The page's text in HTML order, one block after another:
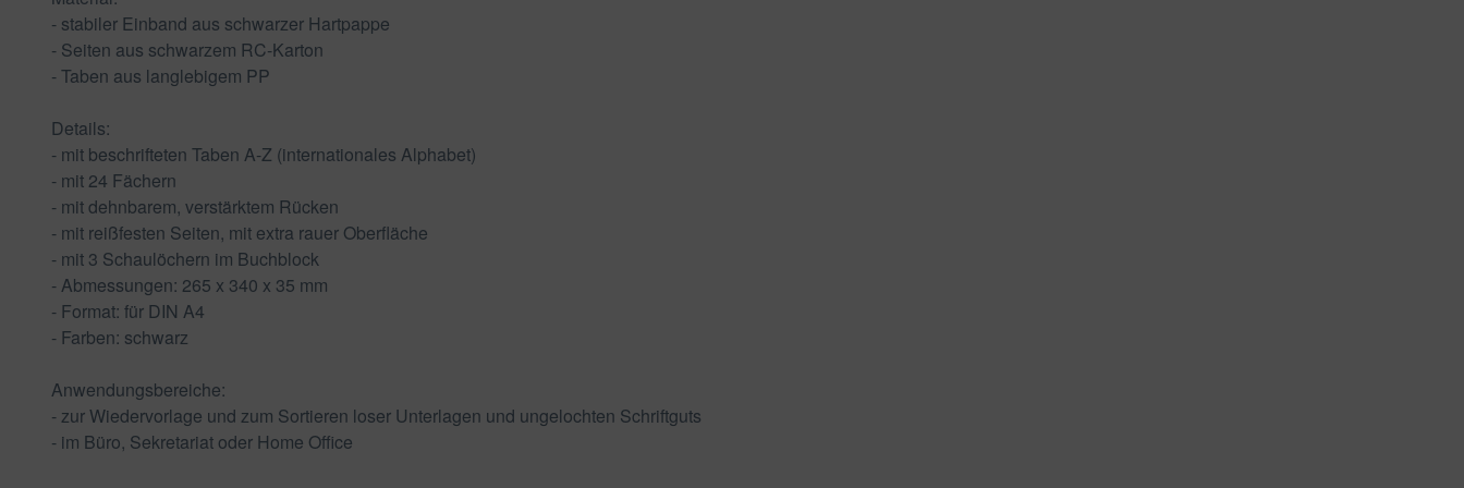
- stabiler Einband aus schwarzer Hartpappe
- Seiten aus schwarzem RC-Karton
- Taben aus langlebigem PP
Details:
- mit beschrifteten Taben A-Z (internationales Alphabet)
- mit 24 Fächern
- mit dehnbarem, verstärktem Rücken
- mit reißfesten Seiten, mit extra rauer Oberfläche
- mit 3 Schaulöchern im Buchblock
- Abmessungen: 265 x 340 x 35 mm
- Format: für DIN A4
- Farben: schwarz
Anwendungsbereiche:
- zur Wiedervorlage und zum Sortieren loser Unterlagen und ungelochten Schriftguts
- im Büro, Sekretariat oder Home Office